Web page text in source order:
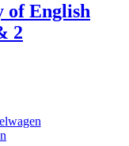
of English
2